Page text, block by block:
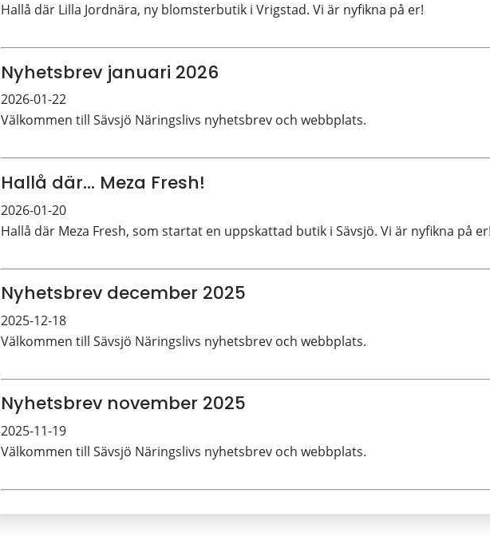
Hallå där Lilla Jordnära, ny blomsterbutik i Vrigstad. Vi är nyfikna på er!
Nyhetsbrev januari 2026
2026-01-22
Välkommen till Sävsjö Näringslivs nyhetsbrev och webbplats.
Hallå där... Meza Fresh!
2026-01-20
Hallå där Meza Fresh, som startat en uppskattad butik i Sävsjö. Vi är nyfikna på
Nyhetsbrev december 2025
2025-12-18
Välkommen till Sävsjö Näringslivs nyhetsbrev och webbplats.
Nyhetsbrev november 2025
2025-11-19
Välkommen till Sävsjö Näringslivs nyhetsbrev och webbplats.